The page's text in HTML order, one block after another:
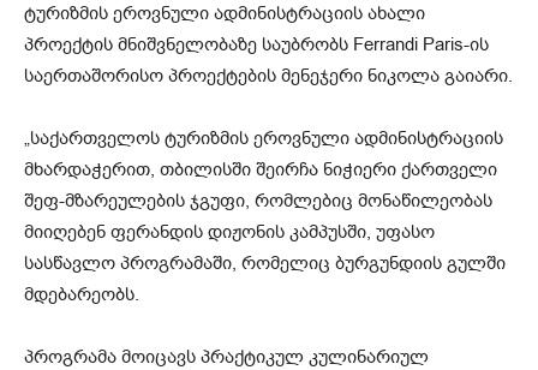
ტურიზმის ეროვნული ადმინისტრაციის ახალი
პროექტის მნიშვნელობაზე საუბრობს Ferrandi Paris-ის
საერთაშორისო პროექტების მენეჯერი ნიკოლა გაიარი.
„საქართველოს ტურიზმის ეროვნული ადმინისტრაციის
მხარდაჭერით, თბილისში შეირჩა ნიჭიერი ქართველი
შეფ-მზარეულების ჯგუფი, რომლებიც მონაწილეობას
მიიღებენ ფერანდის დიჟონის კამპუსში, უფასო
სასწავლო პროგრამაში, რომელიც ბურგუნდიის გულში
მდებარეობს.
პროგრამა მოიცავს პრაქტიკულ კულინარიულ